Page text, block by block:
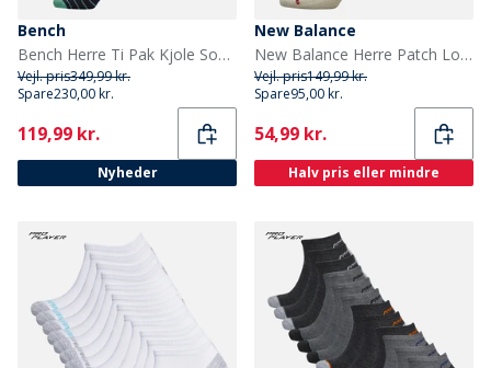
Bench
Bench Herre Ti Pak Kjole Sokker Sort/Charcoal Marl/Grey Marl/Navy
Vejl. pris349,99 kr.
Spare230,00 kr.
Current
119,99 kr.
Nyheder
New Balance
New Balance Herre Patch Logo Tre Pak Crew Sokker Grå/Blå
Vejl. pris149,99 kr.
Spare95,00 kr.
Current
54,99 kr.
Halv pris eller mindre